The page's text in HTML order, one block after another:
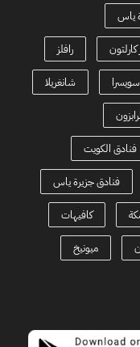
ياس
كارلتون رافلز
سويسرا شانغريلا
فنادق الكويت
فنادق جزيرة ياس
كافيهات
ميونيخ